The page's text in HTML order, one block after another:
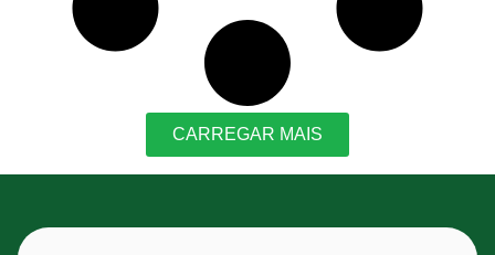
CARREGAR MAIS